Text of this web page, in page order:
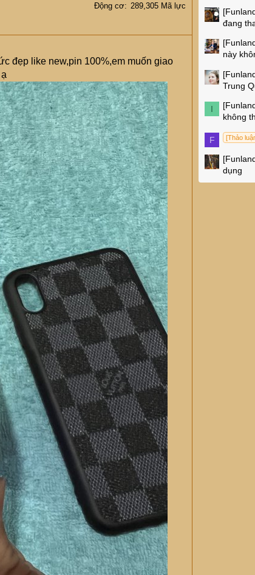
Động cơ
289,305 Mã lực
đẹp like new,pin 100%,em muốn giao
đang
này
Trung
I
không
F
[Thảo
dụng